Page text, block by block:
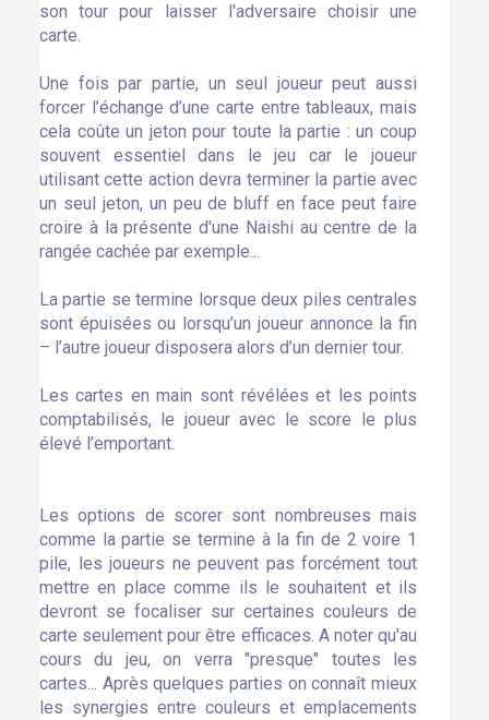
son tour pour laisser l'adversaire choisir une
carte.
Une fois par partie, un seul joueur peut aussi
forcer l’échange d’une carte entre tableaux, mais
cela coûte un jeton pour toute la partie : un coup
souvent essentiel dans le jeu car le joueur
utilisant cette action devra terminer la partie avec
un seul jeton, un peu de bluff en face peut faire
croire à la présente d'une Naishi au centre de la
rangée cachée par exemple...
La partie se termine lorsque deux piles centrales
sont épuisées ou lorsqu’un joueur annonce la fin
– l’autre joueur disposera alors d’un dernier tour.
Les cartes en main sont révélées et les points
comptabilisés, le joueur avec le score le plus
élevé l’emportant.
Les options de scorer sont nombreuses mais
comme la partie se termine à la fin de 2 voire 1
pile, les joueurs ne peuvent pas forcément tout
mettre en place comme ils le souhaitent et ils
devront se focaliser sur certaines couleurs de
carte seulement pour être efficaces. A noter qu'au
cours du jeu, on verra "presque" toutes les
cartes... Après quelques parties on connaît mieux
les synergies entre couleurs et emplacements